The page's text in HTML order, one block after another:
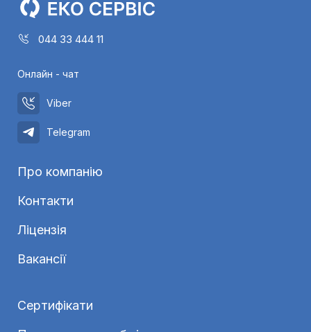
044 33 444 11
Онлайн - чат
Viber
Telegram
Про компанію
Контакти
Ліцензія
Вакансії
Сертифікати